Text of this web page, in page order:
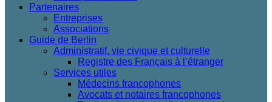
Partenaires
Entreprises
Associations
Guide de Berlin
Administratif, vie civique et culturelle
Registre des Français à l’étranger
Services utiles
Médecins francophones
Avocats et notaires francophones